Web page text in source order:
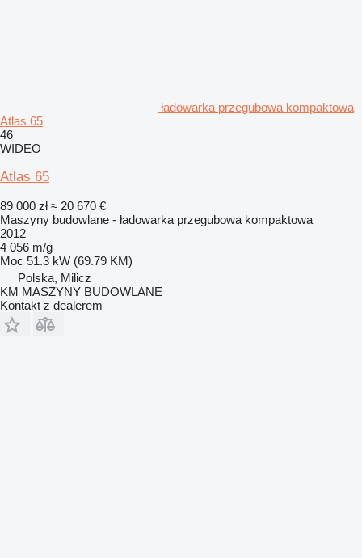
ładowarka przegubowa kompaktowa
Atlas 65
46
WIDEO
Atlas 65
89 000 zł ≈ 20 670 €
Maszyny budowlane - ładowarka przegubowa kompaktowa
2012
4 056 m/g
Moc 51.3 kW (69.79 KM)
Polska, Milicz
KM MASZYNY BUDOWLANE
Kontakt z dealerem